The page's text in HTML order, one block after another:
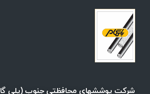
شرکت پوششهای محافظتی جنوب (پلی